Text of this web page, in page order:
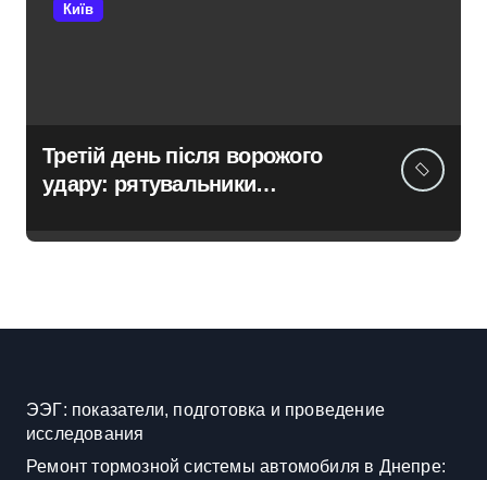
Київ
Третій день після ворожого
удару: рятувальники
масованої атаки в Київському
ЭЭГ: показатели, подготовка и проведение
исследования
Ремонт тормозной системы автомобиля в Днепре: